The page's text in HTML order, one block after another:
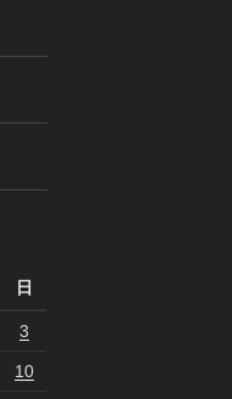
日
3
10